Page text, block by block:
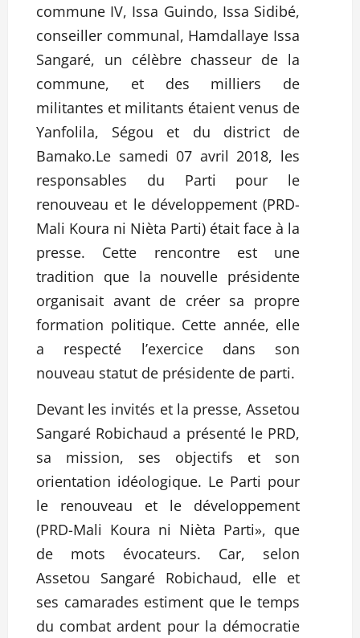
commune IV, Issa Guindo, Issa Sidibé,
conseiller communal, Hamdallaye Issa
Sangaré, un célèbre chasseur de la
commune, et des milliers de
militantes et militants étaient venus de
Yanfolila, Ségou et du district de
Bamako.Le samedi 07 avril 2018, les
responsables du Parti pour le
renouveau et le développement (PRD-
Mali Koura ni Nièta Parti) était face à la
presse. Cette rencontre est une
tradition que la nouvelle présidente
organisait avant de créer sa propre
formation politique. Cette année, elle
a respecté l’exercice dans son
nouveau statut de présidente de parti.
Devant les invités et la presse, Assetou
Sangaré Robichaud a présenté le PRD,
sa mission, ses objectifs et son
orientation idéologique. Le Parti pour
le renouveau et le développement
(PRD-Mali Koura ni Nièta Parti», que
de mots évocateurs. Car, selon
Assetou Sangaré Robichaud, elle et
ses camarades estiment que le temps
du combat ardent pour la démocratie